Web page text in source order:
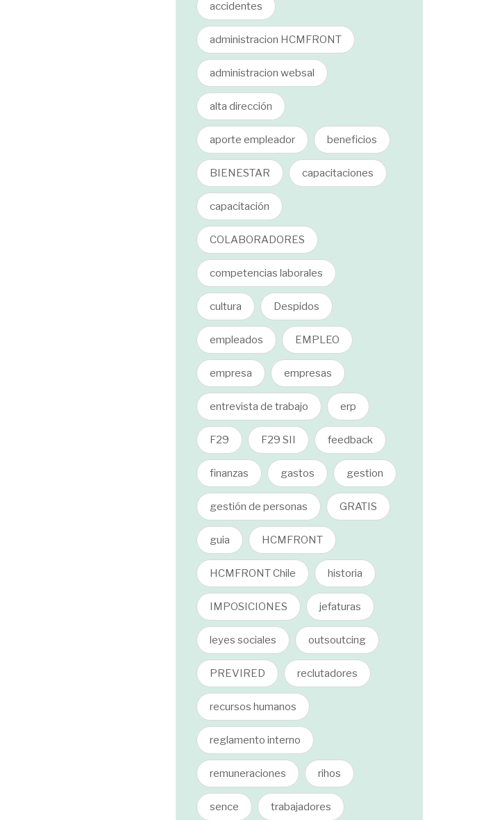
accidentes
administracion HCMFRONT
administracion websal
alta dirección
aporte empleador beneficios
BIENESTAR capacitaciones
capacitación
COLABORADORES
competencias laborales
cultura Despidos
empleados EMPLEO
empresa empresas
entrevista de trabajo erp
F29 F29 SII feedback
finanzas gastos gestion
gestión de personas GRATIS
guia HCMFRONT
HCMFRONT Chile historia
IMPOSICIONES jefaturas
leyes sociales outsoutcing
PREVIRED reclutadores
recursos humanos
reglamento interno
remuneraciones rihos
sence trabajadores